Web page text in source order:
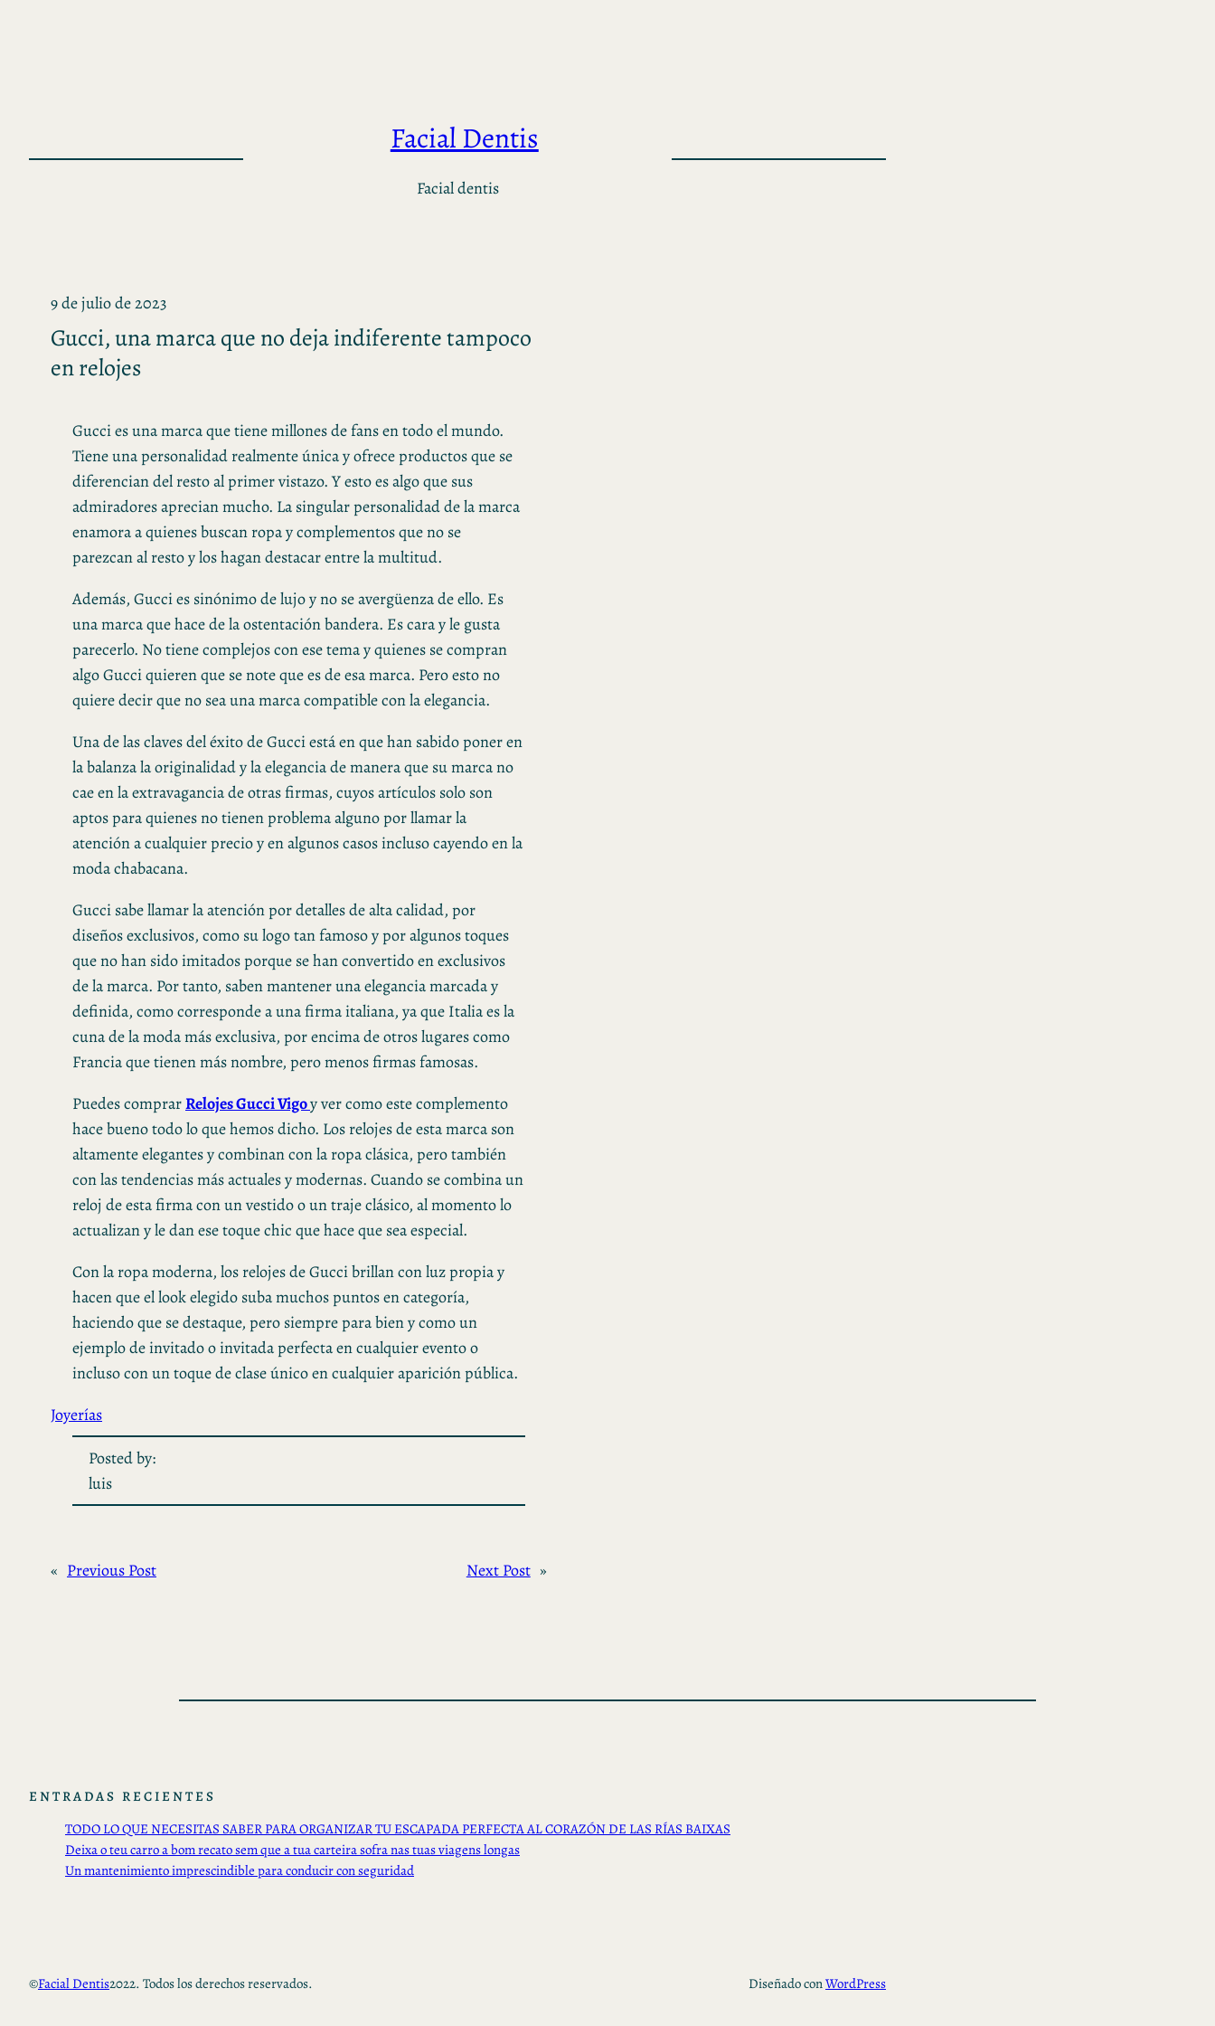
Facial Dentis
Facial dentis
9 de julio de 2023
Gucci, una marca que no deja indiferente tampoco
en relojes
Gucci es una marca que tiene millones de fans en todo el mundo.
Tiene una personalidad realmente única y ofrece productos que se
diferencian del resto al primer vistazo. Y esto es algo que sus
admiradores aprecian mucho. La singular personalidad de la marca
enamora a quienes buscan ropa y complementos que no se
parezcan al resto y los hagan destacar entre la multitud.
Además, Gucci es sinónimo de lujo y no se avergüenza de ello. Es
una marca que hace de la ostentación bandera. Es cara y le gusta
parecerlo. No tiene complejos con ese tema y quienes se compran
algo Gucci quieren que se note que es de esa marca. Pero esto no
quiere decir que no sea una marca compatible con la elegancia.
Una de las claves del éxito de Gucci está en que han sabido poner en
la balanza la originalidad y la elegancia de manera que su marca no
cae en la extravagancia de otras firmas, cuyos artículos solo son
aptos para quienes no tienen problema alguno por llamar la
atención a cualquier precio y en algunos casos incluso cayendo en la
moda chabacana.
Gucci sabe llamar la atención por detalles de alta calidad, por
diseños exclusivos, como su logo tan famoso y por algunos toques
que no han sido imitados porque se han convertido en exclusivos
de la marca. Por tanto, saben mantener una elegancia marcada y
definida, como corresponde a una firma italiana, ya que Italia es la
cuna de la moda más exclusiva, por encima de otros lugares como
Francia que tienen más nombre, pero menos firmas famosas.
Puedes comprarRelojes Gucci Vigoy ver como este complemento
hace bueno todo lo que hemos dicho. Los relojes de esta marca son
altamente elegantes y combinan con la ropa clásica, pero también
con las tendencias más actuales y modernas. Cuando se combina un
reloj de esta firma con un vestido o un traje clásico, al momento lo
actualizan y le dan ese toque chic que hace que sea especial.
Con la ropa moderna, los relojes de Gucci brillan con luz propia y
hacen que el look elegido suba muchos puntos en categoría,
haciendo que se destaque, pero siempre para bien y como un
ejemplo de invitado o invitada perfecta en cualquier evento o
incluso con un toque de clase único en cualquier aparición pública.
Joyerías
Posted by:
luis
« Previous Post Next Post »
ENTRADAS RECIENTES
TODO LO QUE NECESITAS SABER PARA ORGANIZAR TU ESCAPADA PERFECTA AL CORAZÓN DE LAS RÍAS BAIXAS
Deixa o teu carro a bom recato sem que a tua carteira sofra nas tuas viagens longas
Un mantenimiento imprescindible para conducir con seguridad
©Facial Dentis2022. Todos los derechos reservados. Diseñado conWordPress